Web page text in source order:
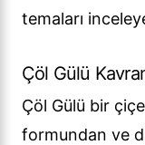
temaları
Çöl Gülü
Çöl Gülü bir
formundan ve